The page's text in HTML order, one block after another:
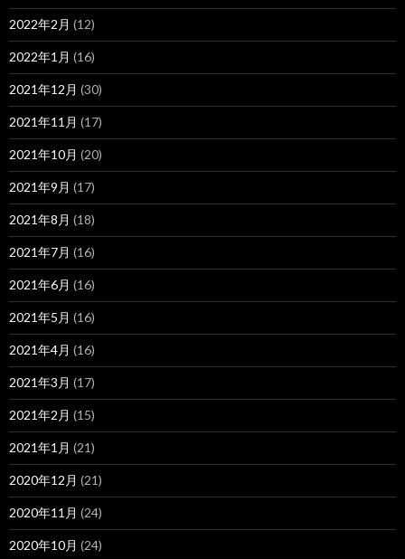
2022年2月 (12)
2022年1月 (16)
2021年12月 (30)
2021年11月 (17)
2021年10月 (20)
2021年9月 (17)
2021年8月 (18)
2021年7月 (16)
2021年6月 (16)
2021年5月 (16)
2021年4月 (16)
2021年3月 (17)
2021年2月 (15)
2021年1月 (21)
2020年12月 (21)
2020年11月 (24)
2020年10月 (24)